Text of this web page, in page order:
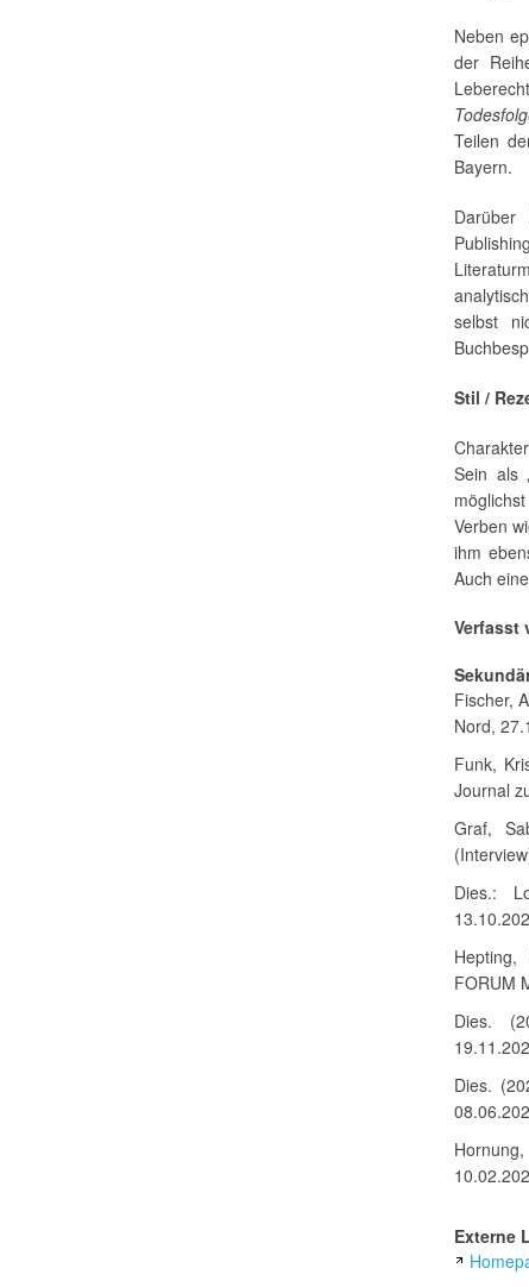
Neben
der
Teilen
Bayern.
selbst
Stil /
Sein als
Verben
ihm
Auch
Verfasst
Fischer,
Nord,
Funk,
Journal
Graf,
Dies.:
FORUM
Dies.
Dies.
Externe